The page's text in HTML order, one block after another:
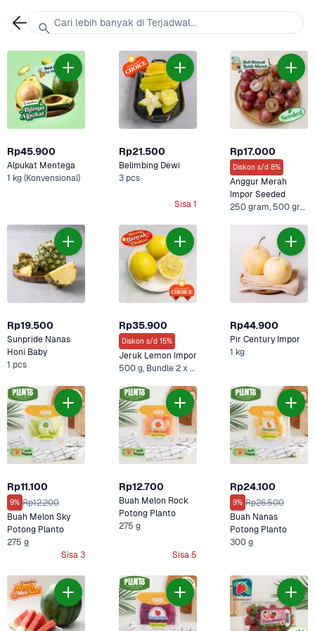
Rp45.900
Alpukat Mentega
1 kg (Konvensional)
Rp21.500
Belimbing Dewi
3 pcs
Sisa 1
Rp17.000
Diskon s/d 8%
Anggur Merah
Impor Seeded
250 gram, 500 gram
Rp19.500
Sunpride Nanas
Honi Baby
1 pcs
Rp35.900
Diskon s/d 15%
Jeruk Lemon Impor
500 g, Bundle 2 x 500 gram +1 Lainnya
Rp44.900
Pir Century Impor
1 kg
Rp11.100
9% Rp12.200
Buah Melon Sky
Potong Planto
275 g
Sisa 3
Rp12.700
Buah Melon Rock
Potong Planto
275 g
Sisa 5
Rp24.100
9% Rp26.500
Buah Nanas
Potong Planto
300 g
Cari lebih banyak di Terjadwal...